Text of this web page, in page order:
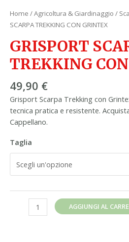
Home /Agricoltura & Giardinaggio /
SCARPA TREKKING CON GRINTEX
GRISPORT
TREKKING
49,90 €
Grisport Scarpa Trekking con
tecnica pratica e resistente.
Cappellano.
Taglia
AGGIUNGI AL